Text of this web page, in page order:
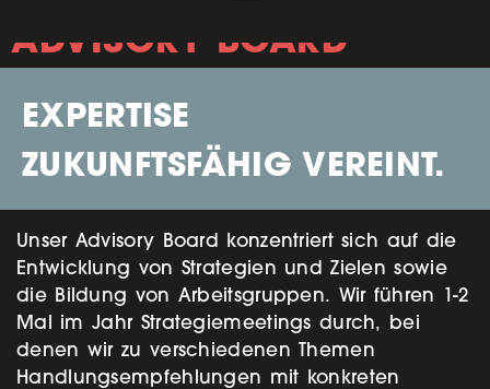
ADVISORY BOARD
EXPERTISE
ZUKUNFTSFÄHIG VEREINT.
Unser Advisory Board konzentriert sich auf die
Entwicklung von Strategien und Zielen sowie
die Bildung von Arbeitsgruppen. Wir führen 1-2
Mal im Jahr Strategiemeetings durch, bei
denen wir zu verschiedenen Themen
Handlungsempfehlungen mit konkreten